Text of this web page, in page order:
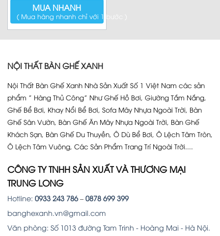
MUA NHANH
( Mua hàng nhanh chỉ với 1 bước )
NỘI THẤT BÀN GHẾ XANH
Nội Thất Bàn Ghế Xanh Nhà Sản Xuất Số 1 Việt Nam các sản
phẩm ” Hàng Thủ Công” Như Ghế Hồ Bơi, Giường Tắm Nắng,
Ghế Bể Bơi, Khay Nổi Bể Bơi, Sofa Mây Nhựa Ngoài Trời, Bàn
Ghế Sân Vườn, Bàn Ghế Ăn Mây Nhựa Ngoài Trời, Bàn Ghế
Khách Sạn, Bàn Ghế Du Thuyền, Ô Dù Bể Bơi, Ô Lệch Tâm Tròn,
Ô Lệch Tâm Vuông, Các Sản Phẩm Trang Trí Ngoài Trời....
CÔNG TY TNHH SẢN XUẤT VÀ THƯƠNG MẠI
TRUNG LONG
Hotline: 0933 243 786– 0878 699 399
banghexanh.vn@gmail.com
Văn phòng: Số 1013 đường Tam Trinh - Hoàng Mai - Hà Nội.